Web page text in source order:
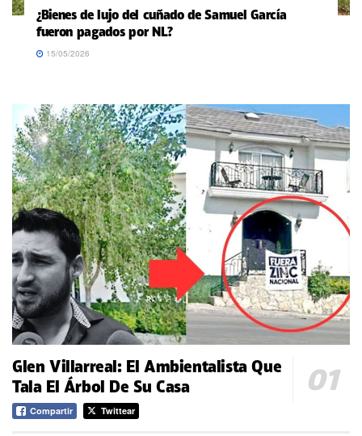
¿Bienes de lujo del cuñado de Samuel García
fueron pagados por NL?
15/05/2026
Glen Villarreal: El Ambientalista Que
Tala El Árbol De Su Casa
Compartir Twittear